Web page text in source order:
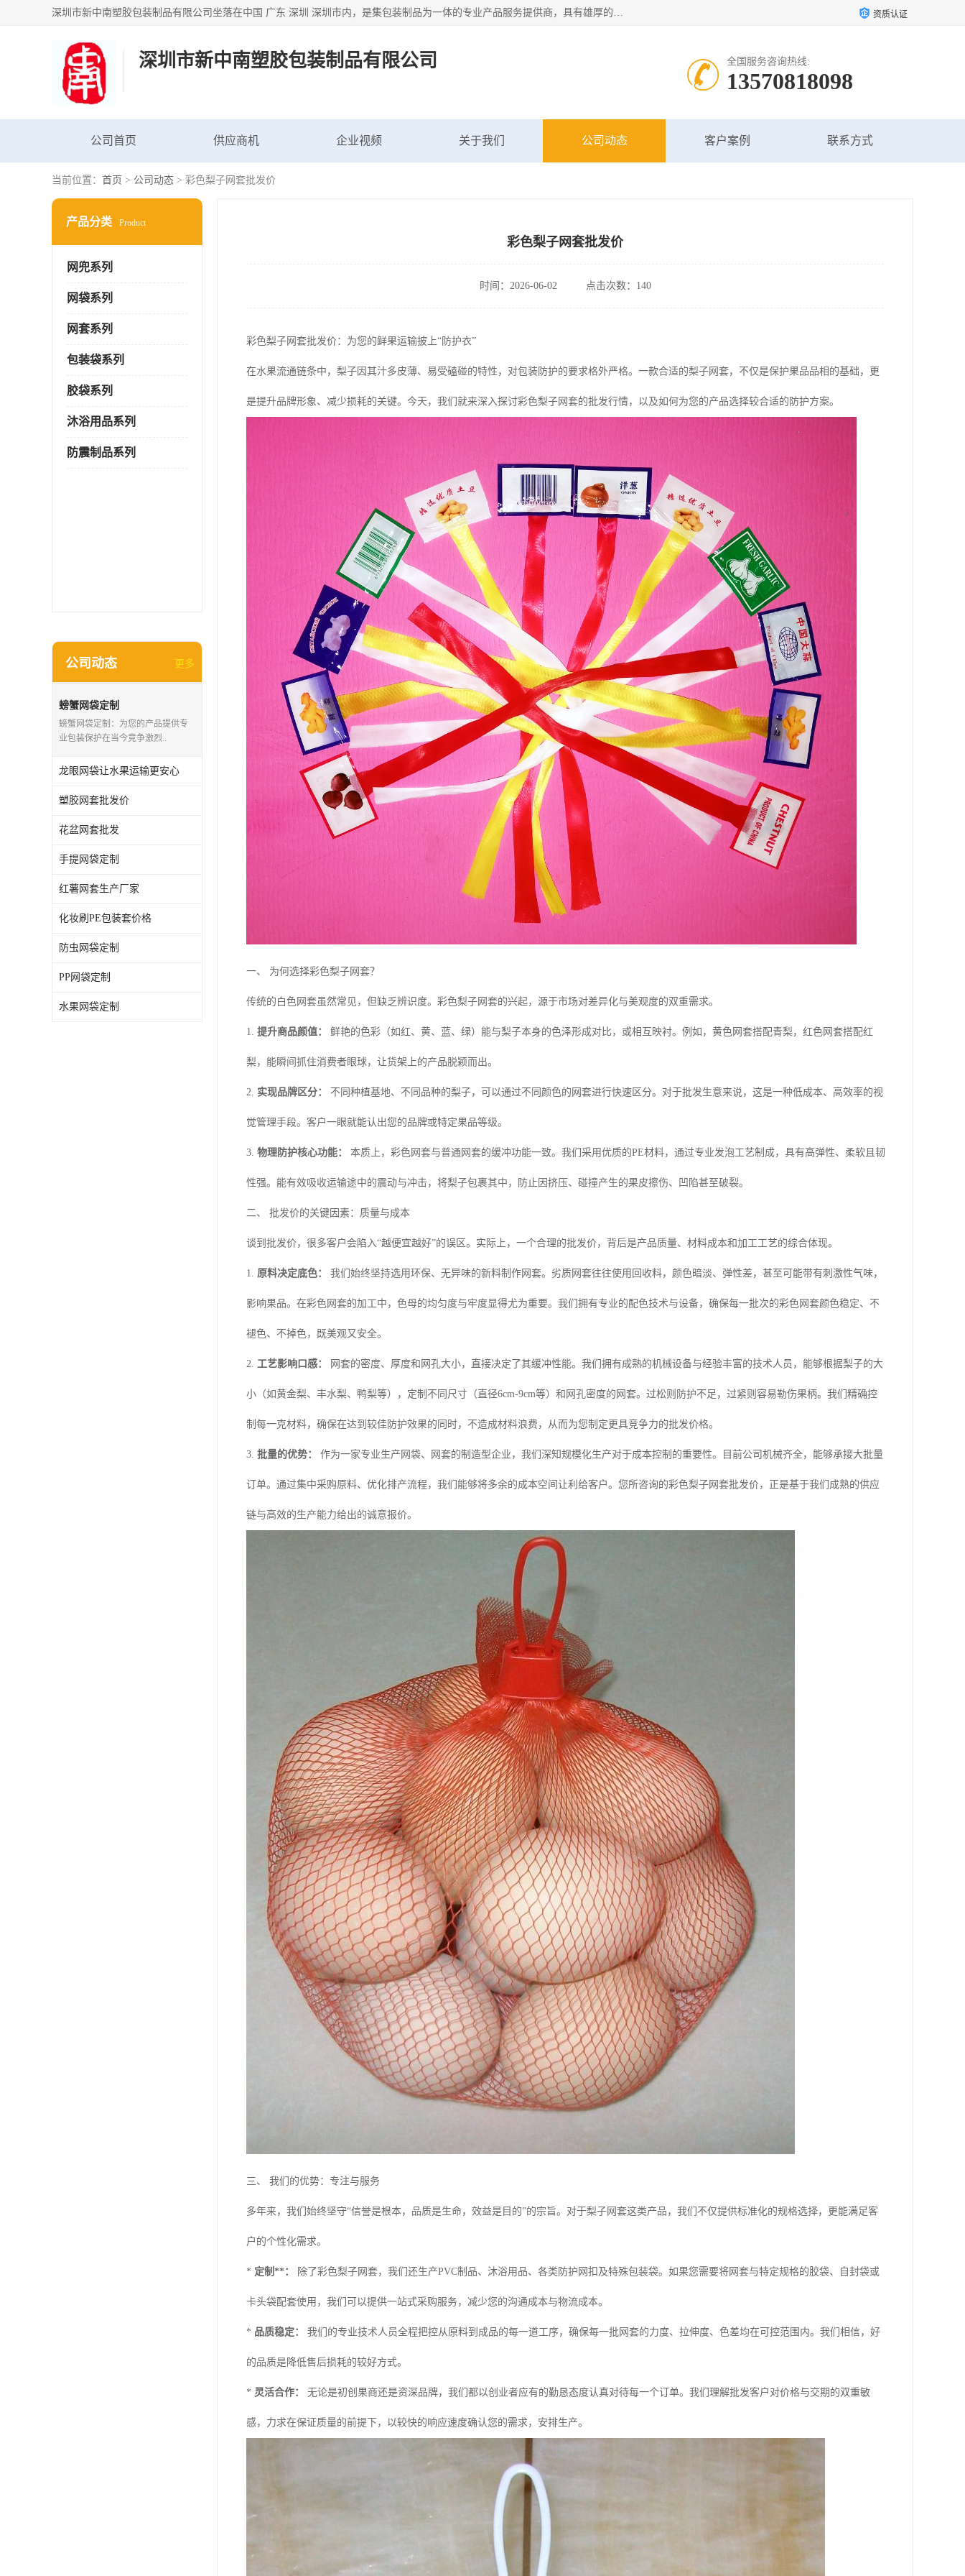
深圳市新中南塑胶包装制品有限公司坐落在中国 广东 深圳 深圳市内，是集包装制品为一体的专业产品服务提供商，具有雄厚的科研实力、技术实力和经济实力。主营网袋、网兜、网眼袋、网格袋、鱼丝网、尼龙网袋、网扣、网套等产品,大量批发,价格实惠。欢迎广大新老客户来电咨询价格、加盟、招商等服务。 资质认证
深圳市新中南塑胶包装制品有限公司 全国服务咨询热线:
13570818098
公司首页 供应商机 企业视频 关于我们 公司动态 客户案例 联系方式
当前位置： 首页 > 公司动态 > 彩色梨子网套批发价
产品分类 Product
网兜系列
网袋系列
网套系列
包装袋系列
胶袋系列
沐浴用品系列
防震制品系列
公司动态 更多
螃蟹网袋定制
螃蟹网袋定制：为您的产品提供专
业包装保护在当今竞争激烈..
龙眼网袋让水果运输更安心
塑胶网套批发价
花盆网套批发
手提网袋定制
红薯网套生产厂家
化妆刷PE包装套价格
防虫网袋定制
PP网袋定制
水果网袋定制
彩色梨子网套批发价
时间：2026-06-02 点击次数：140
彩色梨子网套批发价：为您的鲜果运输披上“防护衣”
在水果流通链条中，梨子因其汁多皮薄、易受磕碰的特性，对包装防护的要求格外严格。一款合适的梨子网套，不仅是保护果品品相的基础，更
是提升品牌形象、减少损耗的关键。今天，我们就来深入探讨彩色梨子网套的批发行情，以及如何为您的产品选择较合适的防护方案。
一、 为何选择彩色梨子网套？
传统的白色网套虽然常见，但缺乏辨识度。彩色梨子网套的兴起，源于市场对差异化与美观度的双重需求。
1. 提升商品颜值： 鲜艳的色彩（如红、黄、蓝、绿）能与梨子本身的色泽形成对比，或相互映衬。例如，黄色网套搭配青梨，红色网套搭配红
梨，能瞬间抓住消费者眼球，让货架上的产品脱颖而出。
2. 实现品牌区分： 不同种植基地、不同品种的梨子，可以通过不同颜色的网套进行快速区分。对于批发生意来说，这是一种低成本、高效率的视
觉管理手段。客户一眼就能认出您的品牌或特定果品等级。
3. 物理防护核心功能： 本质上，彩色网套与普通网套的缓冲功能一致。我们采用优质的PE材料，通过专业发泡工艺制成，具有高弹性、柔软且韧
性强。能有效吸收运输途中的震动与冲击，将梨子包裹其中，防止因挤压、碰撞产生的果皮擦伤、凹陷甚至破裂。
二、 批发价的关键因素：质量与成本
谈到批发价，很多客户会陷入“越便宜越好”的误区。实际上，一个合理的批发价，背后是产品质量、材料成本和加工工艺的综合体现。
1. 原料决定底色： 我们始终坚持选用环保、无异味的新料制作网套。劣质网套往往使用回收料，颜色暗淡、弹性差，甚至可能带有刺激性气味，
影响果品。在彩色网套的加工中，色母的均匀度与牢度显得尤为重要。我们拥有专业的配色技术与设备，确保每一批次的彩色网套颜色稳定、不
褪色、不掉色，既美观又安全。
2. 工艺影响口感： 网套的密度、厚度和网孔大小，直接决定了其缓冲性能。我们拥有成熟的机械设备与经验丰富的技术人员，能够根据梨子的大
小（如黄金梨、丰水梨、鸭梨等），定制不同尺寸（直径6cm-9cm等）和网孔密度的网套。过松则防护不足，过紧则容易勒伤果柄。我们精确控
制每一克材料，确保在达到较佳防护效果的同时，不造成材料浪费，从而为您制定更具竞争力的批发价格。
3. 批量的优势： 作为一家专业生产网袋、网套的制造型企业，我们深知规模化生产对于成本控制的重要性。目前公司机械齐全，能够承接大批量
订单。通过集中采购原料、优化排产流程，我们能够将多余的成本空间让利给客户。您所咨询的彩色梨子网套批发价，正是基于我们成熟的供应
链与高效的生产能力给出的诚意报价。
三、 我们的优势：专注与服务
多年来，我们始终坚守“信誉是根本，品质是生命，效益是目的”的宗旨。对于梨子网套这类产品，我们不仅提供标准化的规格选择，更能满足客
户的个性化需求。
* 定制**： 除了彩色梨子网套，我们还生产PVC制品、沐浴用品、各类防护网扣及特殊包装袋。如果您需要将网套与特定规格的胶袋、自封袋或
卡头袋配套使用，我们可以提供一站式采购服务，减少您的沟通成本与物流成本。
* 品质稳定： 我们的专业技术人员全程把控从原料到成品的每一道工序，确保每一批网套的力度、拉伸度、色差均在可控范围内。我们相信，好
的品质是降低售后损耗的较好方式。
* 灵活合作： 无论是初创果商还是资深品牌，我们都以创业者应有的勤恳态度认真对待每一个订单。我们理解批发客户对价格与交期的双重敏
感，力求在保证质量的前提下，以较快的响应速度确认您的需求，安排生产。